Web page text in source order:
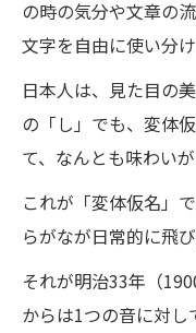
の時の気分や文章の
文字を自由に使い分け
日本人は、見た目の
の「し」でも、変体
て、なんとも味わいが
これが「変体仮名」
らがなが日常的に飛
それが明治33年（
からは1つの音に対し